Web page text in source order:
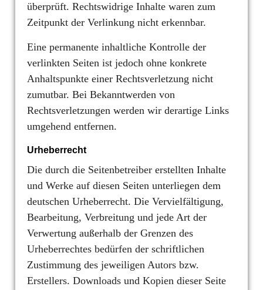
überprüft. Rechtswidrige Inhalte waren zum
Zeitpunkt der Verlinkung nicht erkennbar.
Eine permanente inhaltliche Kontrolle der
verlinkten Seiten ist jedoch ohne konkrete
Anhaltspunkte einer Rechtsverletzung nicht
zumutbar. Bei Bekanntwerden von
Rechtsverletzungen werden wir derartige Links
umgehend entfernen.
Urheberrecht
Die durch die Seitenbetreiber erstellten Inhalte
und Werke auf diesen Seiten unterliegen dem
deutschen Urheberrecht. Die Vervielfältigung,
Bearbeitung, Verbreitung und jede Art der
Verwertung außerhalb der Grenzen des
Urheberrechtes bedürfen der schriftlichen
Zustimmung des jeweiligen Autors bzw.
Erstellers. Downloads und Kopien dieser Seite